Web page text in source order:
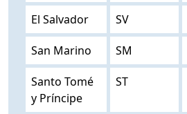
El Salvador SV
San Marino SM
Santo Tomé
y Príncipe
ST